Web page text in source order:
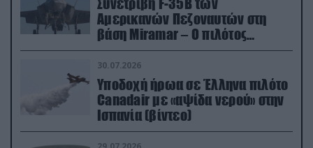
Συνετρίβη F-35B των
Αμερικανών Πεζοναυτών στη
βάση Miramar – Ο πιλότος
εκτινάχθηκε εγκαίρως
30.07.2026
Υποδοχή ήρωα σε Έλληνα πιλότο
Canadair με «αψίδα νερού» στην
Ισπανία (βίντεο)